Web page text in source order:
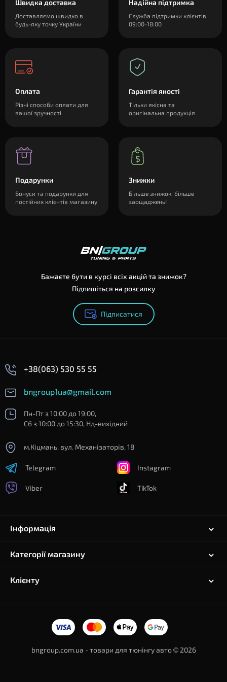
Швидка доставка
Доставляємо швидко в
будь-яку точку України
Надійна підтримка
Служба підтримки клієнтів
09:00-18:00
Оплата
Різні способи оплати для
вашої зручності
Гарантія якості
Тільки якісна та
оригінальна продукція
Подарунки
Бонуси та подарунки для
постійних клієнтів магазину
Знижки
Більше знижок, більше
заощаджень!
Бажаєте бути в курсі всіх акцій та знижок?
Підпишіться на розсилку
Підписатися
+38(063) 530 55 55
bngroup1ua@gmail.com
Пн-Пт з 10:00 до 19:00,
Сб з 10:00 до 15:30, Нд-вихідний
м.Кіцмань, вул. Механізаторів, 18
Telegram
Viber
Instagram
TikTok
Інформація
Категорії магазину
Клієнту
bngroup.com.ua - товари для тюнінгу авто © 2026